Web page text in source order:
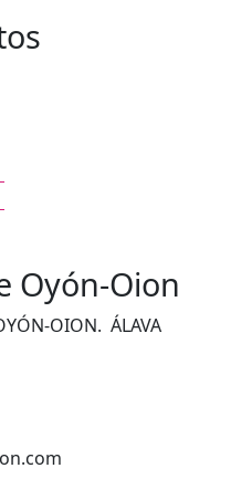
Oyón-Oion
OION. ÁLAVA